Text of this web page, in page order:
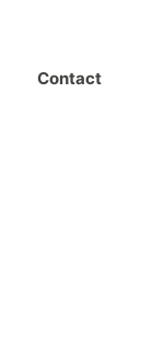
Contact